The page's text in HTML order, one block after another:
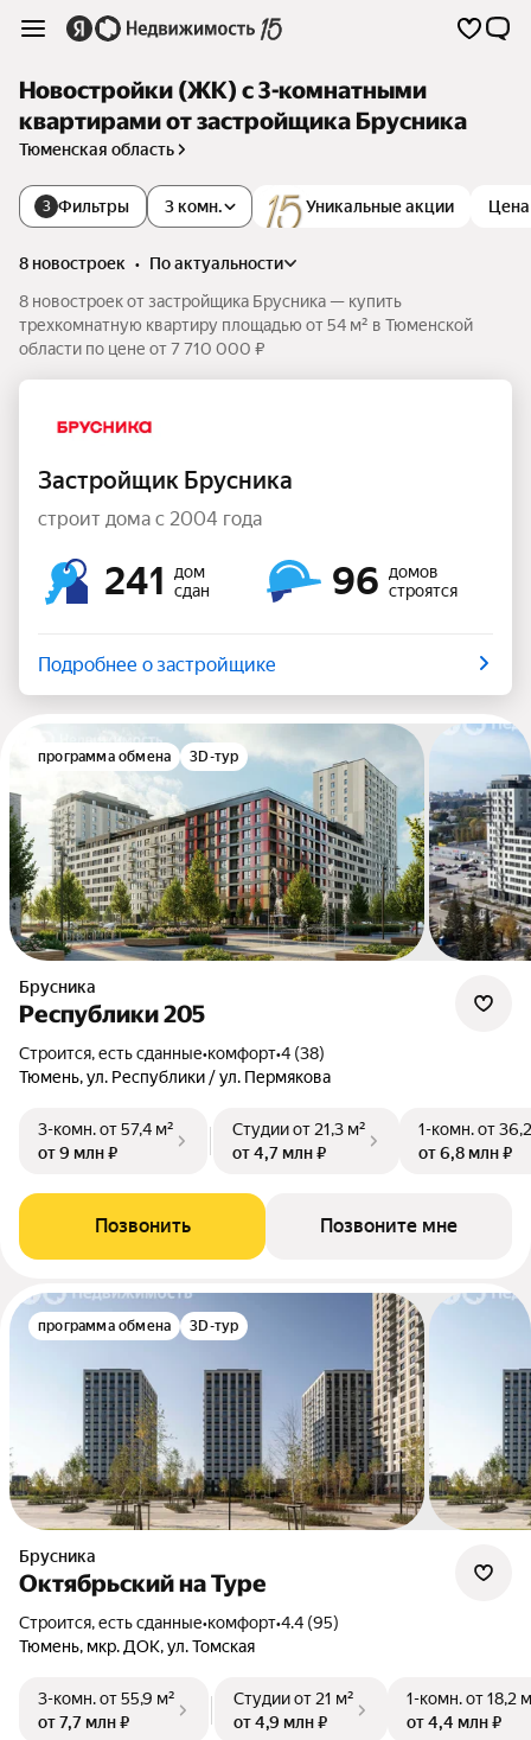
Новостройки (ЖК) с 3-комнатными
квартирами от застройщика Брусника
Тюменская область
3 Фильтры Уникальные акции Цена
3 комн.
8 новостроек •
по актуальности
8 новостроек от застройщика Брусника — купить
трехкомнатную квартиру площадью от 54 м² в Тюменской
области по цене от 7 710 000 ₽
Застройщик Брусника
строит дома с 2004 года
241
дом
сдан
96
домов
строятся
Подробнее о застройщике
программа обмена 3D-тур
Брусника
Республики 205
Строится, есть сданные•комфорт•4 (38)
Тюмень, ул. Республики / ул. Пермякова
3-комн.от 57,4 м²
от 9 млн ₽
Студииот 21,3 м²
от 4,7 млн ₽
1-комн.от
от 6,8 млн ₽
Позвонить Позвоните мне
программа обмена 3D-тур
Брусника
Октябрьский на Туре
Строится, есть сданные•комфорт•4.4 (95)
Тюмень, мкр. ДОК, ул. Томская
3-комн.от 55,9 м²
от 7,7 млн ₽
Студииот 21 м²
от 4,9 млн ₽
1-комн.от 18,2
от 4,4 млн ₽